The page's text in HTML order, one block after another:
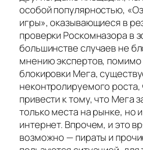
особой популярностью,
игры», оказывающиеся в
проверки Роскомназора в
большинстве случаев не
мнению экспертов, помимо
блокировки Мега,
неконтролируемого
привести к тому, что Мега
только места на рынке, но
интернет. Впрочем, и это
возможно — пираты и